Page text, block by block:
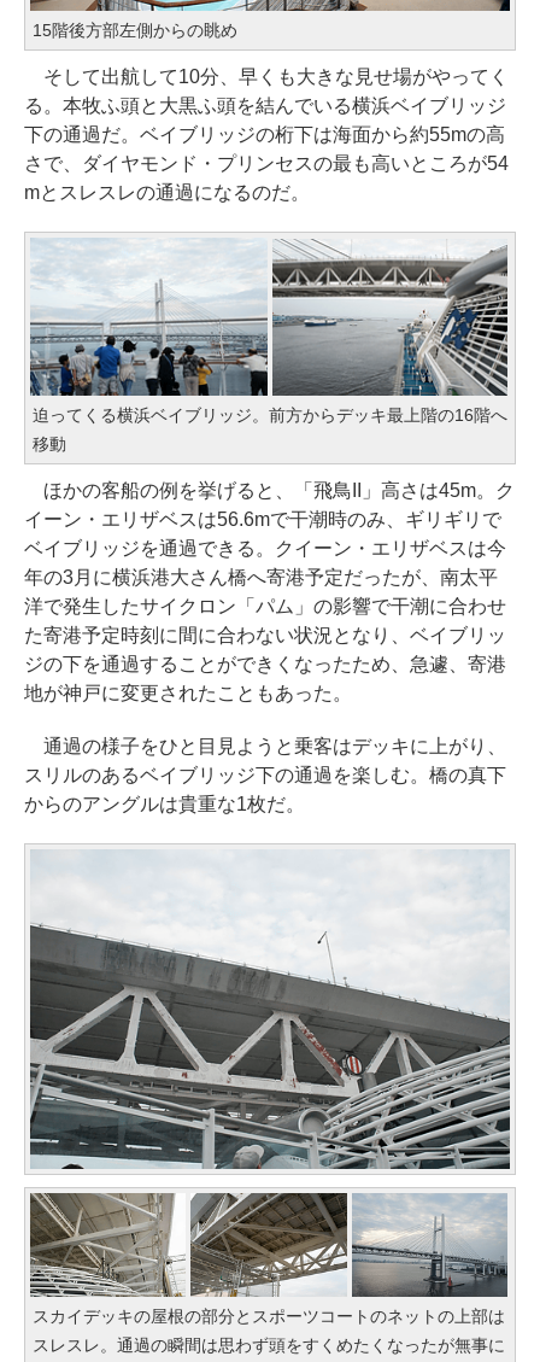
15階後方部左側からの眺め
そして出航して10分、早くも大きな見せ場がやってく
る。本牧ふ頭と大黒ふ頭を結んでいる横浜ベイブリッジ
下の通過だ。ベイブリッジの桁下は海面から約55mの高
さで、ダイヤモンド・プリンセスの最も高いところが54
mとスレスレの通過になるのだ。
迫ってくる横浜ベイブリッジ。前方からデッキ最上階の16階へ
移動
ほかの客船の例を挙げると、「飛鳥II」高さは45m。ク
イーン・エリザベスは56.6mで干潮時のみ、ギリギリで
ベイブリッジを通過できる。クイーン・エリザベスは今
年の3月に横浜港大さん橋へ寄港予定だったが、南太平
洋で発生したサイクロン「パム」の影響で干潮に合わせ
た寄港予定時刻に間に合わない状況となり、ベイブリッ
ジの下を通過することができくなったため、急遽、寄港
地が神戸に変更されたこともあった。
通過の様子をひと目見ようと乗客はデッキに上がり、
スリルのあるベイブリッジ下の通過を楽しむ。橋の真下
からのアングルは貴重な1枚だ。
スカイデッキの屋根の部分とスポーツコートのネットの上部は
スレスレ。通過の瞬間は思わず頭をすくめたくなったが無事に